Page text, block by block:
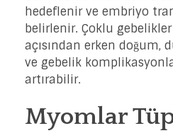
hedeflenir ve embriyo
belirlenir. Çoklu
açısından erken doğum,
ve gebelik
artırabilir.
Myomlar